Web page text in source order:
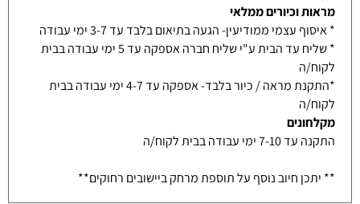
מראות וכיורים ממלאי
* איסוף עצמי ממודיעין- הגעה בתיאום בלבד עד 3-7 ימי עבודה
* שליח עד הבית ע"י שליח חברה אספקה עד 5 ימי עבודה בבית
לקוח/ה
*התקנת מראה / כיור בלבד- אספקה עד 4-7 ימי עבודה בבית
לקוח/ה
מקלחונים
התקנה עד 7-10 ימי עבודה בבית לקוח/ה
** יתכן חיוב נוסף על תוספת מרחק ביישובים רחוקים**